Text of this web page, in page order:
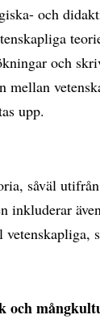
och
och
mellan
upp.
såväl
inkluderar
och